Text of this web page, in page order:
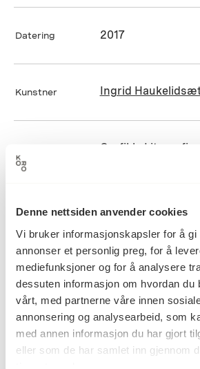
Denne nettsiden anvender cookies
Vi bruker informasjonskapsler for å gi
annonser et personlig preg, for å
mediefunksjoner og for å analysere
dessuten informasjon om hvordan du
vårt, med partnerne våre innen
annonsering og analysearbeid, som
med annen informasjon du har gjort
eller som de har samlet inn gjennom
Datering 2017
Kunstner Ingrid
Grafikk, Litografi
materiale
Mål
Opplag: E.A.
Høyde: 57cm
Bredde: 76cm